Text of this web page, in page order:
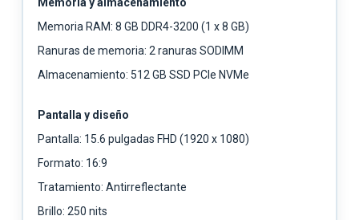
Memoria RAM: 8 GB DDR4-3200 (1 x 8 GB)
Ranuras de memoria: 2 ranuras SODIMM
Almacenamiento: 512 GB SSD PCIe NVMe
Pantalla y diseño
Pantalla: 15.6 pulgadas FHD (1920 x 1080)
Formato: 16:9
Tratamiento: Antirreflectante
Brillo: 250 nits